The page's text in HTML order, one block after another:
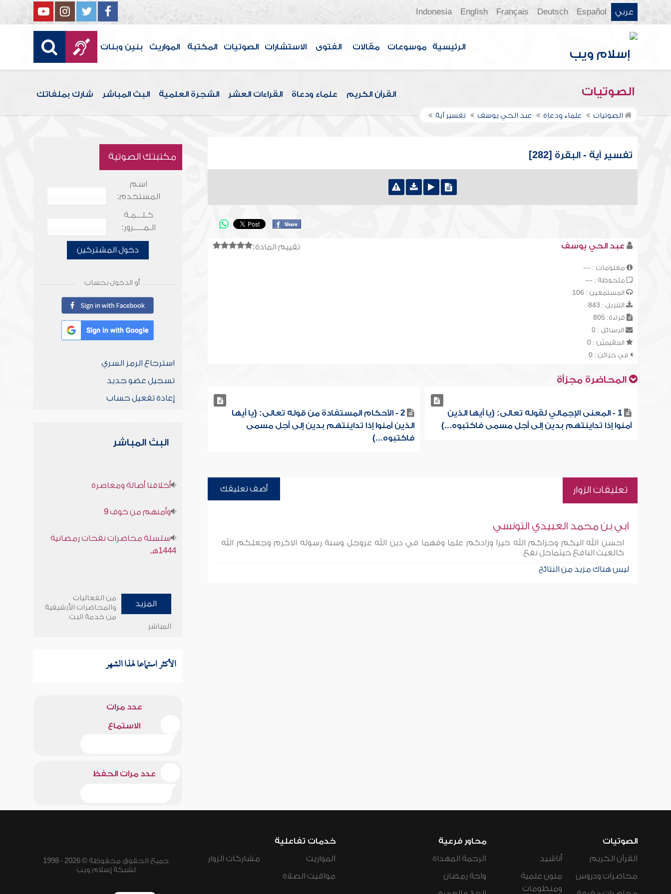
عربي Español
Deutsch
Français
English
Indonesia
الرئيسية موسوعات مقالات الفتوى الاستشارات الصوتيات المكتبة المواريث بنين وبنات
الصوتيات القرآن الكريم علماء ودعاة القراءات العشر الشجرة العلمية البث المباشر شارك بملفاتك
الصوتيات علماء ودعاة عبد الحي يوسف تفسير آية
تفسير آية - البقرة [282]
تقييم المادة: عبد الحي يوسف
معلومات : ---
ملحوظة : ---
المستمعين : 106
التنزيل : 843
قراءة: 805
الرسائل : 0
المقيميّن : 0
في خزائن : 0
المحاضرة مجزأة
1 - المعنى الإجمالي لقوله تعالى: (يا أيها الذين
آمنوا إذا تداينتهم بدين إلى أجل مسمى فاكتبوه...)
2 - الأحكام المستفادة من قوله تعالى: (يا أيها
الذين آمنوا إذا تداينتهم بدين إلى أجل مسمى
فاكتبوه...)
تعليقات الزوار أضف تعليقك
ابي بن محمد العبيدي التونسي
احسن الله اليكم وجزاكم الله خيرا وزادكم علما وفهما في دين الله عزوجل وسنة رسوله الاكرم وجعلكم الله
كالغيث النافع حيثماحل نفع
ليس هناك مزيد من النتائج
مكتبتك الصوتية
اسم
المستخدم:
كـلـــمـة
الـمـــــرور:
دخول المشتركين
أو الدخول بحساب
استرجاع الرمز السري
تسجيل عضو جديد
إعادة تفعيل حساب
البث المباشر
أخلاقنا أصالة ومعاصرة
وأمنهم من خوف 9
سلسلة محاضرات نفحات رمضانية
1444هـ
المزيد
من الفعاليات
والمحاضرات الأرشيفية
من خدمة البث
المباشر
الأكثر استماعا لهذا الشهر
عدد مرات
الاستماع
عدد مرات الحفظ
الصوتيات
القرآن الكريم
محاضرات ودروس
أناشيد
متون علمية
ومنظومات
محاور فرعية
الرحمة المهداة
واحة رمضان
خدمات تفاعلية
المواريث
مواقيت الصلاة
مشاركات الزوار
جميع الحقوق محفوظة © 2026 - 1998
لشبكة إسلام ويب